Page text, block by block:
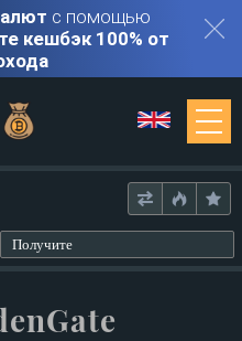
с помощью
кешбэк 100% от
Получите